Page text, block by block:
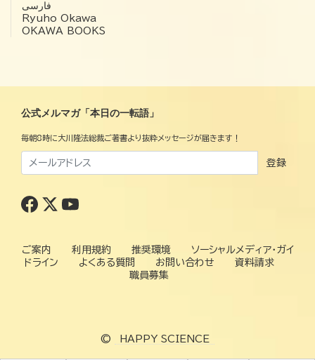
فارسی
Ryuho Okawa
OKAWA BOOKS
公式メルマガ「本日の一転語」
毎朝8時に大川隆法総裁ご著書より抜粋メッセージが届きます！
登録
ご案内 利用規約 推奨環境
ソーシャルメディア・ガイ
ドライン
よくある質問 お問い合わせ
資料請求
職員募集
© HAPPY SCIENCE